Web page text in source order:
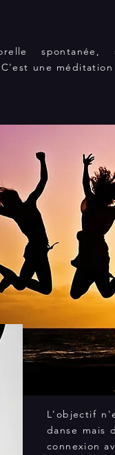
L'objectif
danse mais
connexion
spontanée,
une méditation